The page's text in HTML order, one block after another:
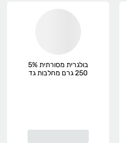
בולגרית מסורתית 5%
250 גרם מחלבות גד